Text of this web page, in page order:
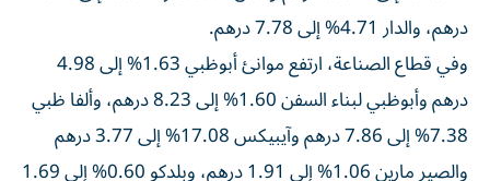
درهم، والدار 4.71% إلى 7.78 درهم.
وفي قطاع الصناعة، ارتفع موانئ أبوظبي 1.63% إلى 4.98
درهم وأبوظبي لبناء السفن 1.60% إلى 8.23 درهم، وألفا ظبي
7.38% إلى 7.86 درهم وآيبيكس 17.08% إلى 3.77 درهم
والصير مارين 1.06% إلى 1.91 درهم، وبلدكو 0.60% إلى 1.69